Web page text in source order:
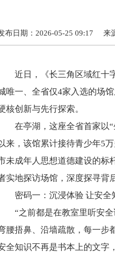
布日期：2026-05-25 09:17 来
近日，《长三角区域红十
唯一、全省仅4家入选的场
核创新与先行探索。
在亭湖，这座全省首家以
来，该馆累计接待青少年5
未成年人思想道德建设的标
实地探访场馆，深度探寻背
密码一：沉浸体验 让安全
“之前都是在教室里听安
腰捂鼻、沿墙疏散，每一步
全知识不再是书本上的文字